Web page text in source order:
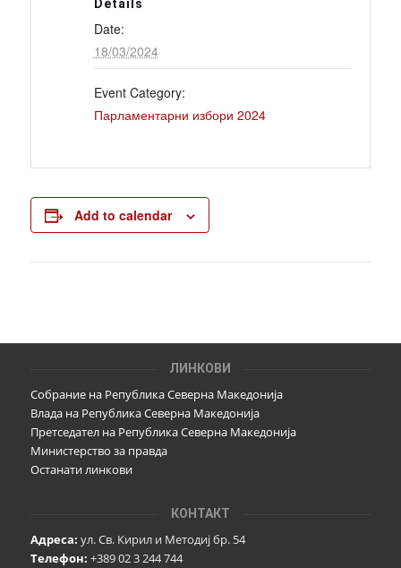
Details
Date:
18/03/2024
Event Category:
Парламентарни избори 2024
Add to calendar
ЛИНКОВИ
Собрание на Република Северна Македонија
Влада на Република Северна Македонија
Претседател на Република Северна Македонија
Министерство за правда
Останати линкови
КОНТАКТ
Адреса: ул. Св. Кирил и Методиј бр. 54
Телефон: +389 02 3 244 744